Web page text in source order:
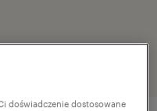
doświadczenie dostosowane